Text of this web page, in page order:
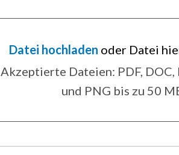
Datei hochladen oder Datei
Datei hochladen oder Datei hier
Akzeptierte Dateien: PDF, DOC,
und PNG bis zu 50